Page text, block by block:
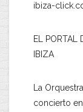
ibiza-
EL PORTAL
IBIZA
La
concierto